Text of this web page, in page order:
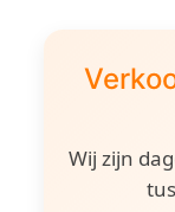
Wij zijn